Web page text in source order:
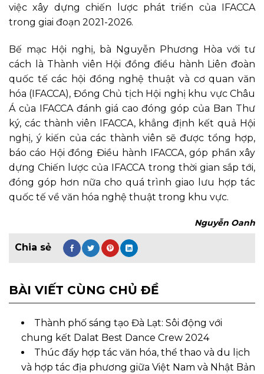
việc xây dựng chiến lược phát triển của IFACCA
trong giai đoạn 2021-2026.
Bế mạc Hội nghị, bà Nguyễn Phương Hòa với tư
cách là Thành viên Hội đồng điều hành Liên đoàn
quốc tế các hội đồng nghệ thuật và cơ quan văn
hóa (IFACCA), Đồng Chủ tịch Hội nghị khu vực Châu
Á của IFACCA đánh giá cao đóng góp của Ban Thư
ký, các thành viên IFACCA, khẳng định kết quả Hội
nghị, ý kiến của các thành viên sẽ được tổng hợp,
báo cáo Hội đồng Điều hành IFACCA, góp phần xây
dựng Chiến lược của IFACCA trong thời gian sắp tới,
đóng góp hơn nữa cho quá trình giao lưu hợp tác
quốc tế về văn hóa nghệ thuật trong khu vực.
Nguyễn Oanh
BÀI VIẾT CÙNG CHỦ ĐỀ
Thành phố sáng tạo Đà Lạt: Sôi động với
chung kết Dalat Best Dance Crew 2024
Thúc đẩy hợp tác văn hóa, thể thao và du lịch
và hợp tác địa phương giữa Việt Nam và Nhật Bản